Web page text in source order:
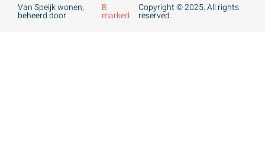
Van Speijk wonen,
beheerd door
B
marked
Copyright © 2025. All rights
reserved.